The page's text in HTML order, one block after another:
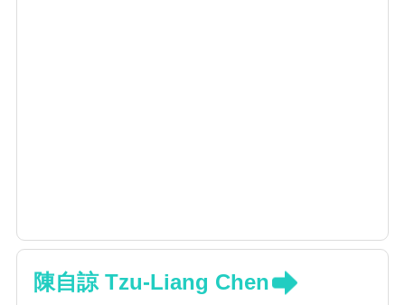
陳自諒 Tzu-Liang Chen